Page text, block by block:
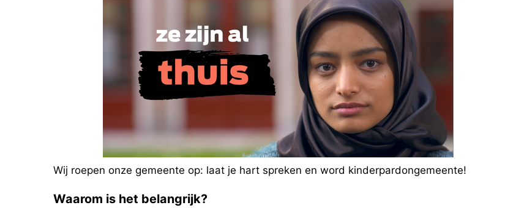
Wij roepen onze gemeente op: laat je hart spreken en word kinderpardongemeente!
Waarom is het belangrijk?